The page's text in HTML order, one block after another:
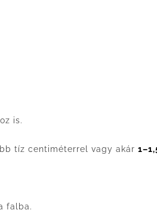
is.
tíz centiméterrel vagy akár
falba.